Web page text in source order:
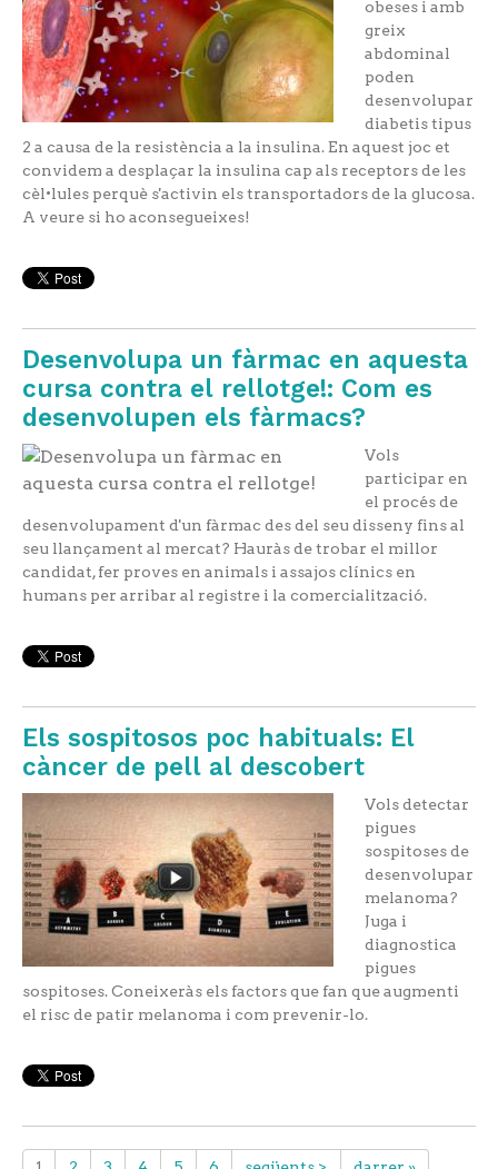
obeses i amb
greix
abdominal
poden
desenvolupar
diabetis tipus
2 a causa de la resistència a la insulina. En aquest joc et
convidem a desplaçar la insulina cap als receptors de les
cèl•lules perquè s'activin els transportadors de la glucosa.
A veure si ho aconsegueixes!
Desenvolupa un fàrmac en aquesta
cursa contra el rellotge!: Com es
desenvolupen els fàrmacs?
Vols
participar en
el procés de
desenvolupament d'un fàrmac des del seu disseny fins al
seu llançament al mercat? Hauràs de trobar el millor
candidat, fer proves en animals i assajos clínics en
humans per arribar al registre i la comercialització.
Els sospitosos poc habituals: El
càncer de pell al descobert
Vols detectar
pigues
sospitoses de
desenvolupar
melanoma?
Juga i
diagnostica
pigues
sospitoses. Coneixeràs els factors que fan que augmenti
el risc de patir melanoma i com prevenir-lo.